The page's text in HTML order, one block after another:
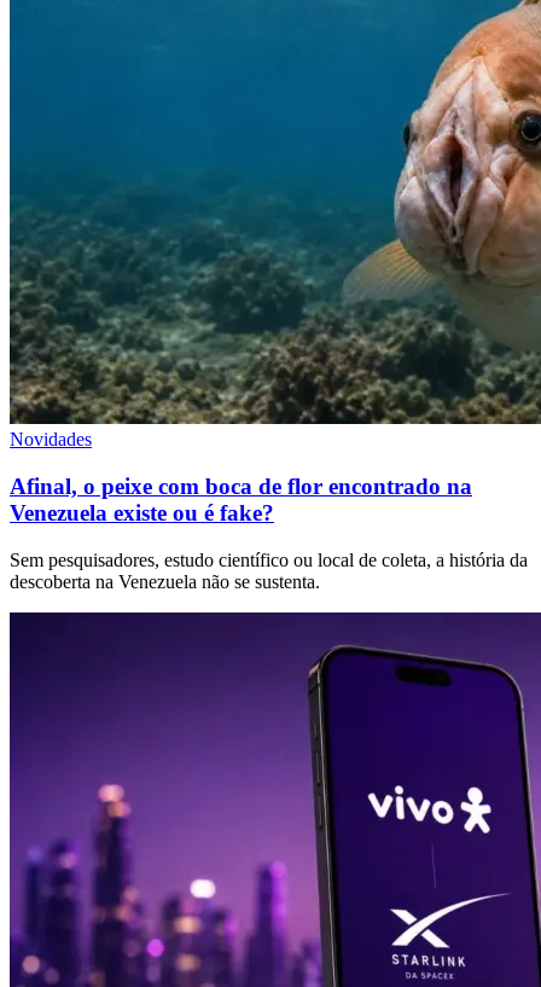
Novidades
Afinal, o peixe com boca de flor encontrado na
Venezuela existe ou é fake?
Sem pesquisadores, estudo científico ou local de coleta, a história da
descoberta na Venezuela não se sustenta.